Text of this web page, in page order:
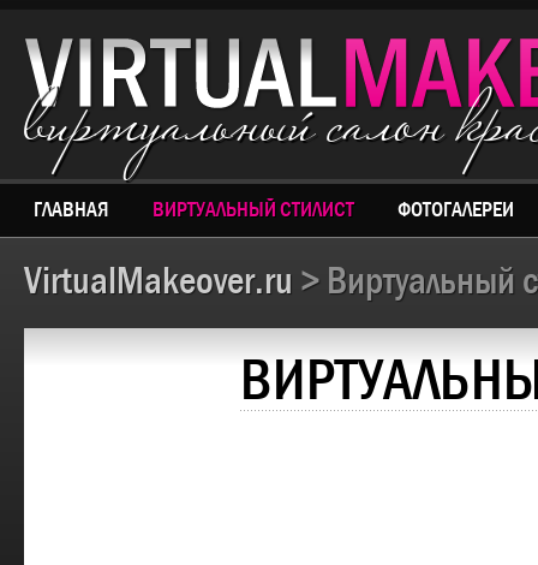
виртуальный салон
ГЛАВНАЯ ВИРТУАЛЬНЫЙ СТИЛИСТ ФОТОГАЛЕРЕИ
VirtualMakeover.ru > Виртуальный